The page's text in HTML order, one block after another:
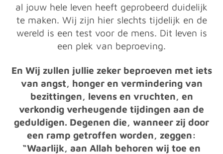
al jouw hele leven heeft geprobeerd duidelijk
te maken. Wij zijn hier slechts tijdelijk en de
wereld is een test voor de mens. Dit leven is
een plek van beproeving.
En Wij zullen jullie zeker beproeven met iets
van angst, honger en vermindering van
bezittingen, levens en vruchten, en
verkondig verheugende tijdingen aan de
geduldigen. Degenen die, wanneer zij door
een ramp getroffen worden, zeggen:
“Waarlijk, aan Allah behoren wij toe en